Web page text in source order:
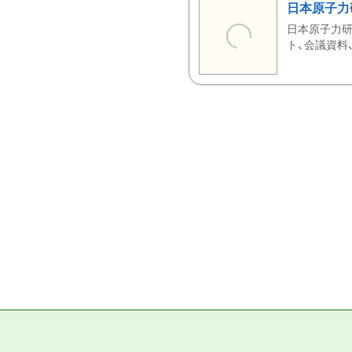
日本原子
日本原子力
ト、会議資